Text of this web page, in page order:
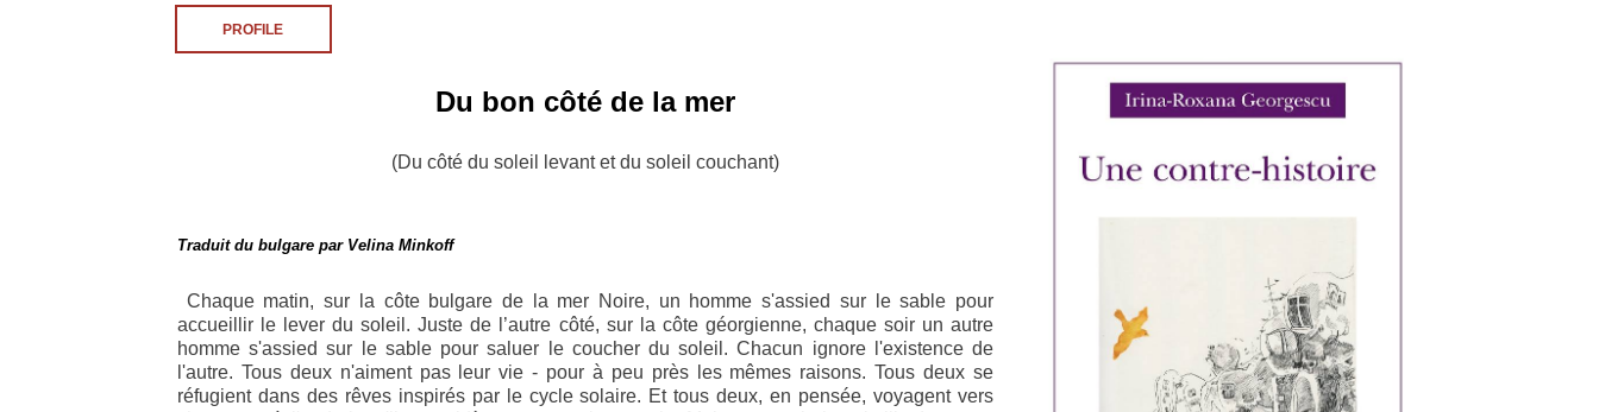
PROFILE
Du bon côté de la mer
(Du côté du soleil levant et du soleil couchant)
Traduit du bulgare par Velina Minkoff
Chaque matin, sur la côte bulgare de la mer Noire, un homme s'assied sur le sable pour
accueillir le lever du soleil. Juste de l’autre côté, sur la côte géorgienne, chaque soir un autre
homme s'assied sur le sable pour saluer le coucher du soleil. Chacun ignore l'existence de
l'autre. Tous deux n'aiment pas leur vie - pour à peu près les mêmes raisons. Tous deux se
réfugient dans des rêves inspirés par le cycle solaire. Et tous deux, en pensée, voyagent vers